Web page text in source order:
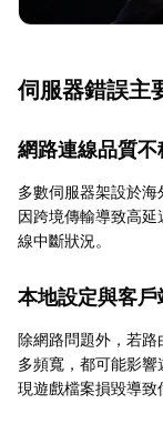
伺服器錯誤主
網路連線品質不
多數伺服器架設於
因跨境傳輸導致高
線中斷狀況。
本地設定與客戶
除網路問題外，若
多頻寬，都可能影
現遊戲檔案損毀導致